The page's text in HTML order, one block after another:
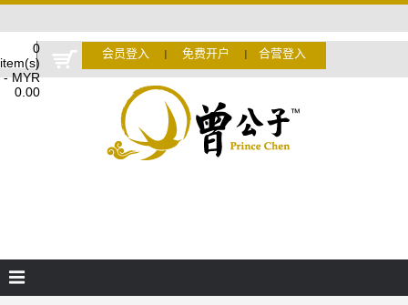
0
item(s)
- MYR
0.00
会员登入 免费开户 合营登入